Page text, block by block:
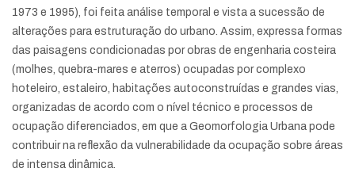
1973 e 1995), foi feita análise temporal e vista a sucessão de
alterações para estruturação do urbano. Assim, expressa formas
das paisagens condicionadas por obras de engenharia costeira
(molhes, quebra-mares e aterros) ocupadas por complexo
hoteleiro, estaleiro, habitações autoconstruídas e grandes vias,
organizadas de acordo com o nível técnico e processos de
ocupação diferenciados, em que a Geomorfologia Urbana pode
contribuir na reflexão da vulnerabilidade da ocupação sobre áreas
de intensa dinâmica.